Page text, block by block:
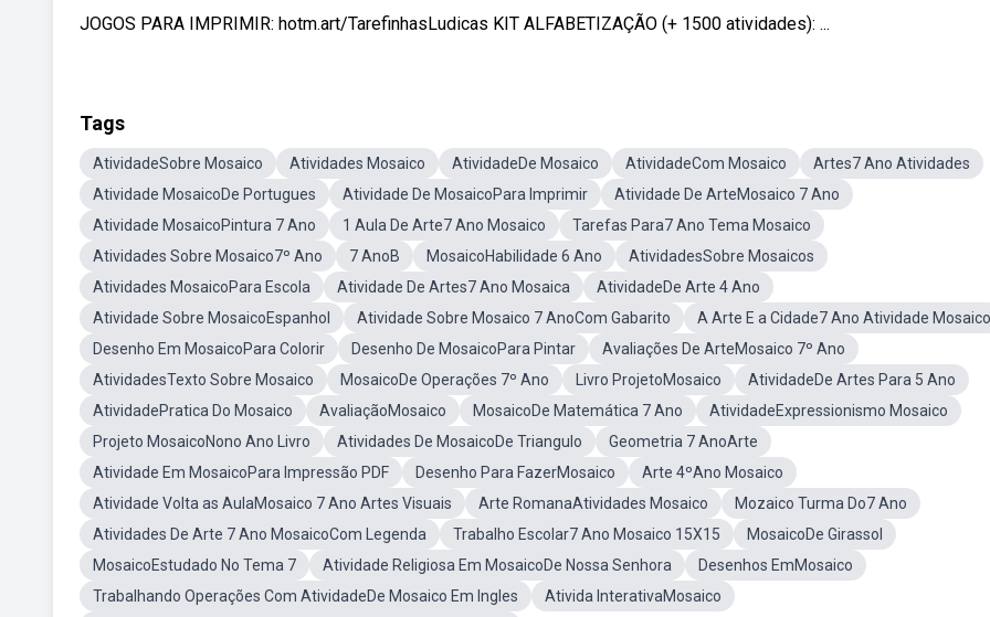
JOGOS PARA IMPRIMIR: hotm.art/TarefinhasLudicas KIT ALFABETIZAÇÃO (+ 1500 atividades): ...
Tags
AtividadeSobre Mosaico Atividades Mosaico AtividadeDe Mosaico AtividadeCom Mosaico
Artes7 Ano Atividades
Atividade MosaicoDe Portugues
Atividade De MosaicoPara Imprimir
Atividade De ArteMosaico 7 Ano
Atividade MosaicoPintura 7 Ano
1 Aula De Arte7 Ano Mosaico
Tarefas Para7 Ano Tema Mosaico
Atividades Sobre Mosaico7º Ano
7 AnoB MosaicoHabilidade 6 Ano
AtividadesSobre Mosaicos
Atividades MosaicoPara Escola
Atividade De Artes7 Ano Mosaica
AtividadeDe Arte 4 Ano
Atividade Sobre MosaicoEspanhol
Atividade Sobre Mosaico 7 AnoCom Gabarito
A Arte E a Cidade7 Ano Atividade Mosaico
Desenho Em MosaicoPara Colorir
Desenho De MosaicoPara Pintar
Avaliações De ArteMosaico 7º Ano
AtividadesTexto Sobre Mosaico
MosaicoDe Operações 7º Ano Livro ProjetoMosaico
AtividadeDe Artes Para 5 Ano
AtividadePratica Do Mosaico
AvaliaçãoMosaico MosaicoDe Matemática 7 Ano
AtividadeExpressionismo Mosaico
Projeto MosaicoNono Ano Livro
Atividades De MosaicoDe Triangulo
Geometria 7 AnoArte
Atividade Em MosaicoPara Impressão PDF
Desenho Para FazerMosaico
Arte 4ºAno Mosaico
Atividade Volta as AulaMosaico 7 Ano Artes Visuais
Arte RomanaAtividades Mosaico
Mozaico Turma Do7 Ano
Atividades De Arte 7 Ano MosaicoCom Legenda
Trabalho Escolar7 Ano Mosaico 15X15
MosaicoDe Girassol
MosaicoEstudado No Tema 7
Atividade Religiosa Em MosaicoDe Nossa Senhora
Desenhos EmMosaico
Trabalhando Operações Com AtividadeDe Mosaico Em Ingles
Ativida InterativaMosaico